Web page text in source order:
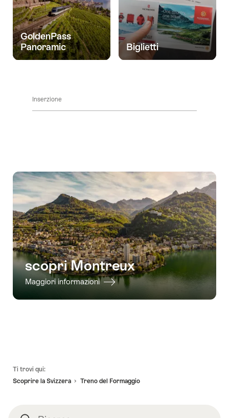
i
dintorni
i
contenuti
vai
ai
contatti
GoldenPass
Panoramic
Biglietti
Inserzione
scopri Montreux
Maggiori informazioni
Ti trovi qui:
Scoprire la Svizzera
Treno del Formaggio